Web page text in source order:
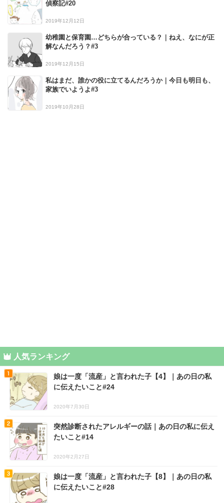
偵察記#20
2019年12月12日
幼稚園と保育園…どちらが合っている？｜ねえ、なにが正
解なんだろう？#3
2019年12月15日
私はまだ、誰かの役に立てるんだろうか｜今日も明日も、
家族でいようよ#3
2019年10月28日
人気ランキング
娘は一度「流産」と言われた子【4】｜あの日の私
に伝えたいこと#24
2020年7月30日
突然診断されたアレルギーの話｜あの日の私に伝え
たいこと#14
2020年2月27日
娘は一度「流産」と言われた子【8】｜あの日の私
に伝えたいこと#28